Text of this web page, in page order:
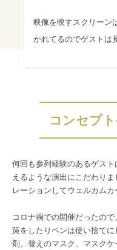
映像を映すスクリーン
かれてるのでゲストは
コンセプ
何回も参列経験のあるゲス
えるような演出にこだわり
レーションしてウェルカムカ
コロナ禍での開催だったの
策をしたりペンは使い捨て
剤、替えのマスク、マスクケ